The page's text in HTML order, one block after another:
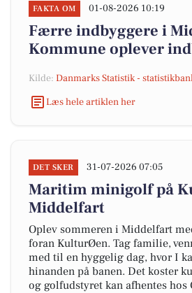
FAKTA OM 01-08-2026 10:19
Færre indbyggere i
Kommune oplever
Kilde: Danmarks Statistik -
Læs hele artiklen her
DET SKER 31-07-2026 07:05
Maritim minigolf på
Middelfart
Oplev sommeren i Middelfart
foran KulturØen. Tag familie,
med til en hyggelig dag, hvor I
hinanden på banen. Det koster
og golfudstyret kan afhentes hos